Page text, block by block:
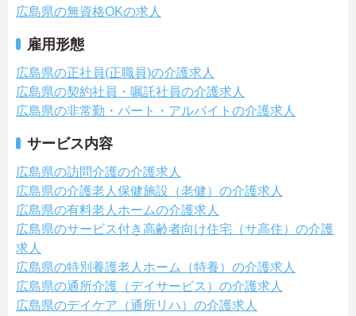
広島県の無資格OKの求人
雇用形態
広島県の正社員(正職員)の介護求人
広島県の契約社員・嘱託社員の介護求人
広島県の非常勤・パート・アルバイトの介護求人
サービス内容
広島県の訪問介護の介護求人
広島県の介護老人保健施設（老健）の介護求人
広島県の有料老人ホームの介護求人
広島県のサービス付き高齢者向け住宅（サ高住）の介護
求人
広島県の特別養護老人ホーム（特養）の介護求人
広島県の通所介護（デイサービス）の介護求人
広島県のデイケア（通所リハ）の介護求人